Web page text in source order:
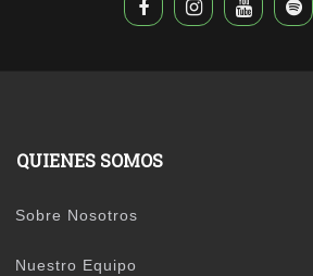
QUIENES SOMOS
Sobre Nosotros
Nuestro Equipo